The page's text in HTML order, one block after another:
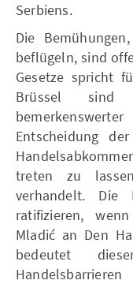
Serbiens.
Die
beflügeln, sind
Gesetze spricht
Brüssel sind
Entscheidung
treten zu
verhandelt.
ratifizieren,
Mladić an Den
bedeutet